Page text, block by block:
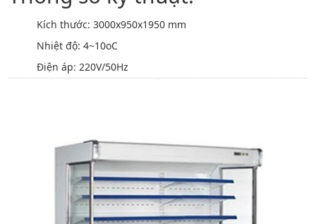
Kích thước: 3000x950x1950 mm
Nhiệt độ: 4~10oC
Điện áp: 220V/50Hz